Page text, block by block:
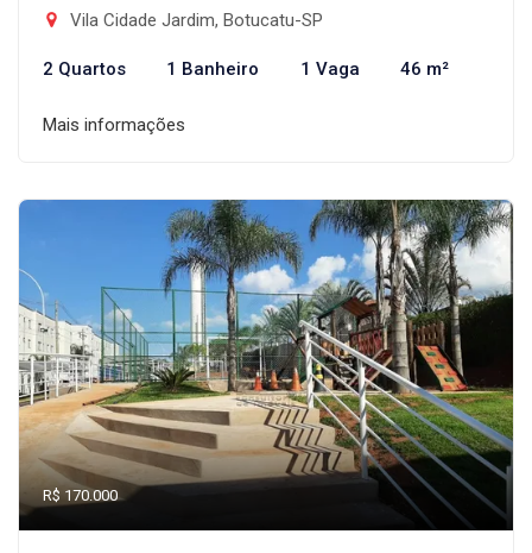
Vila Cidade Jardim, Botucatu-SP
2 Quartos 1 Banheiro 1 Vaga 46 m²
Mais informações
R$ 170.000